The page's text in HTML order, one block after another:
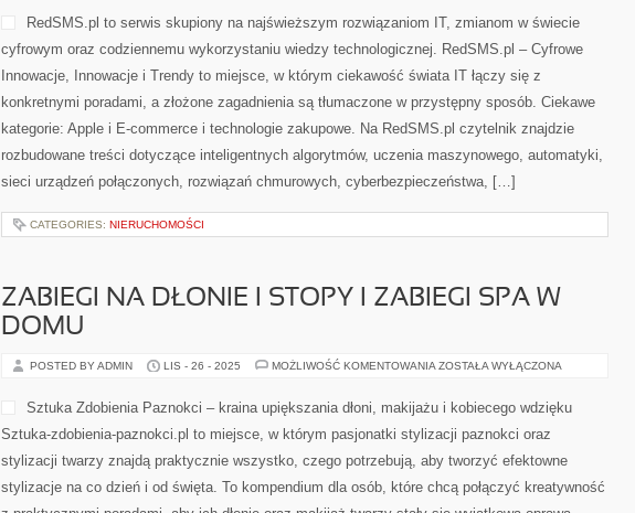
I
ROZWÓJ
Z
RedSMS.pl to serwis skupiony na najświeższym rozwiązaniom IT, zmianom w świecie
cyfrowym oraz codziennemu wykorzystaniu wiedzy technologicznej. RedSMS.pl – Cyfrowe
Innowacje, Innowacje i Trendy to miejsce, w którym ciekawość świata IT łączy się z
konkretnymi poradami, a złożone zagadnienia są tłumaczone w przystępny sposób. Ciekawe
kategorie: Apple i E-commerce i technologie zakupowe. Na RedSMS.pl czytelnik znajdzie
rozbudowane treści dotyczące inteligentnych algorytmów, uczenia maszynowego, automatyki,
sieci urządzeń połączonych, rozwiązań chmurowych, cyberbezpieczeństwa, […]
CATEGORIES: NIERUCHOMOŚCI
ZABIEGI NA DŁONIE I STOPY I ZABIEGI SPA W
DOMU
POSTED BY ADMIN LIS - 26 - 2025 MOŻLIWOŚĆ KOMENTOWANIA ZABIEGI
STOPY
ZABIEGI
W
ZOSTAŁA WYŁĄCZONA
Sztuka Zdobienia Paznokci – kraina upiększania dłoni, makijażu i kobiecego wdzięku
Sztuka-zdobienia-paznokci.pl to miejsce, w którym pasjonatki stylizacji paznokci oraz
stylizacji twarzy znajdą praktycznie wszystko, czego potrzebują, aby tworzyć efektowne
stylizacje na co dzień i od święta. To kompendium dla osób, które chcą połączyć kreatywność